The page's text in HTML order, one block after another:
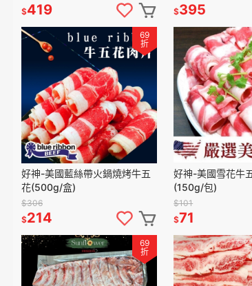
$419
$395
69
折
好神-美國藍絲帶火鍋燒烤牛五
花(500g/盒)
$306
$214
好神-美國雪花牛
(150g/包)
$101
$71
69
折